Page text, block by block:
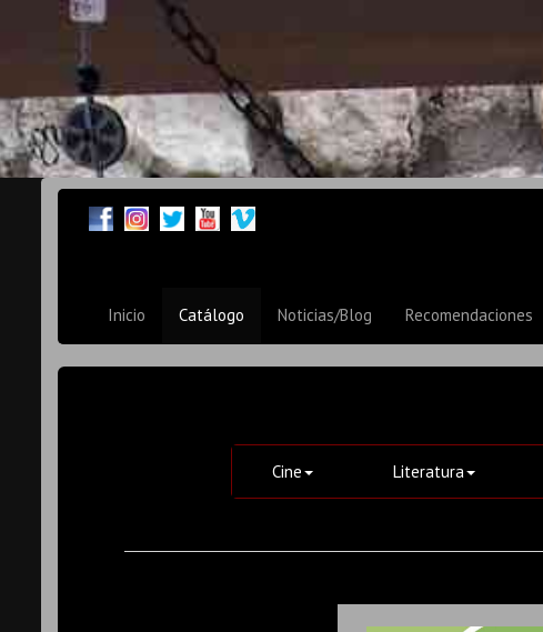
Inicio Catálogo Noticias/Blog Recomendaciones
Cine Literatura